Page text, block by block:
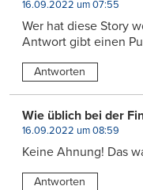
16.09.2022 um 07:55
Wer hat diese Story
Antwort gibt einen
Antworten
Wie üblich bei der
16.09.2022 um 08:59
Keine Ahnung! Das
Antworten